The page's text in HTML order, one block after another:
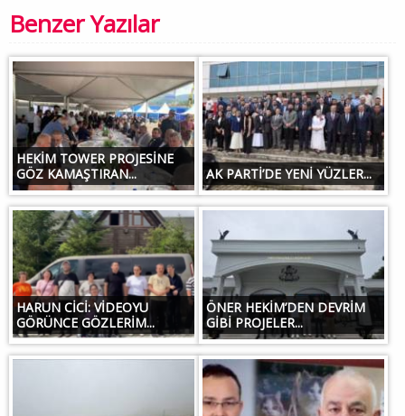
Benzer Yazılar
HEKİM TOWER PROJESİNE
GÖZ KAMAŞTIRAN...
AK PARTİ’DE YENİ YÜZLER...
HARUN CİCİ: VİDEOYU
GÖRÜNCE GÖZLERİM...
ÖNER HEKİM’DEN DEVRİM
GİBİ PROJELER...